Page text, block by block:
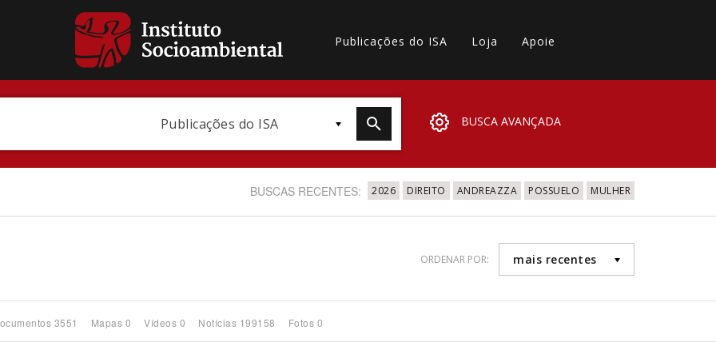
Publicações do ISA Loja Apoie
Publicações do ISA BUSCA AVANÇADA
BUSCAS RECENTES: 2026 DIREITO ANDREAZZA POSSUELO MULHER
ORDENAR POR: mais recentes
3551 Mapas 0 Vídeos 0 Notícias 199158 Fotos 0